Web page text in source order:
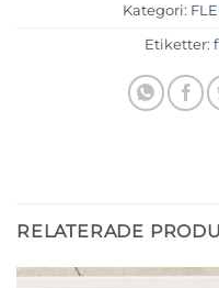
Kategori:
Etiketter:
RELATERADE